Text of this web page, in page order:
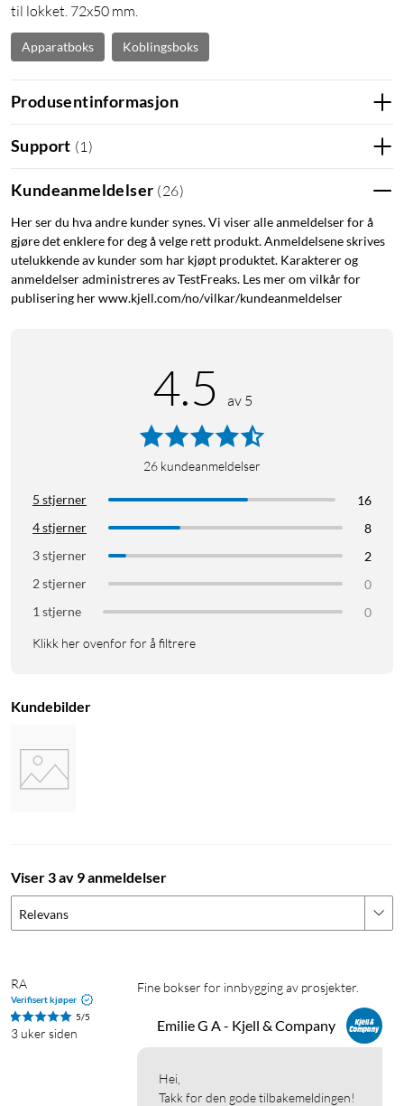
til lokket. 72x50 mm.
Apparatboks Koblingsboks
Produsentinformasjon
Support (1)
Kundeanmeldelser (26)
Her ser du hva andre kunder synes. Vi viser alle anmeldelser for å
gjøre det enklere for deg å velge rett produkt. Anmeldelsene skrives
utelukkende av kunder som har kjøpt produktet. Karakterer og
anmeldelser administreres av TestFreaks. Les mer om vilkår for
publisering her www.kjell.com/no/vilkar/kundeanmeldelser
4.5 av 5
26 kundeanmeldelser
5 stjerner
16
4 stjerner
8
3 stjerner
2
2 stjerner
0
1 stjerne
0
Klikk her ovenfor for å filtrere
Kundebilder
Viser 3 av 9 anmeldelser
Relevans
RA
Verifisert kjøper
5/5
3 uker siden
Fine bokser for innbygging av prosjekter.
Emilie G A - Kjell & Company
Hei,
Takk for den gode tilbakemeldingen!